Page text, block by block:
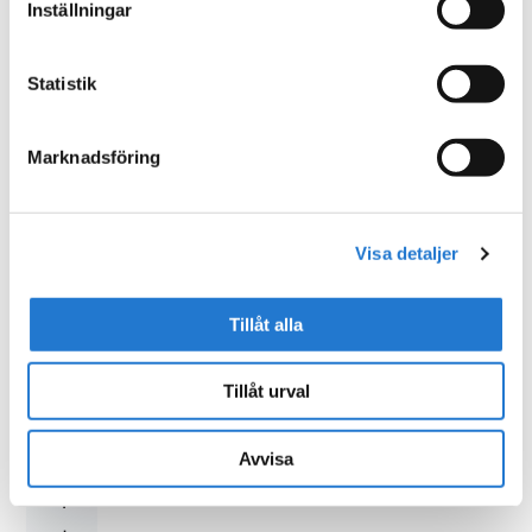
Inställningar
Statistik
Marknadsföring
Visa detaljer
Tillåt alla
Tillåt urval
Avvisa
n
a
ö
r
j
l